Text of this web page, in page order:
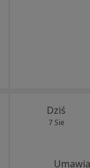
Dziś
7 Sie